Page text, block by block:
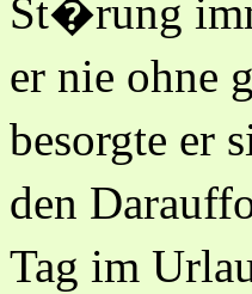
St�rung
er nie ohne
besorgte er
den
Tag im